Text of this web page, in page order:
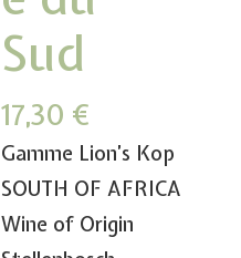
Sud
17,30€
Gamme Lion’s Kop
SOUTH OF AFRICA
Wine of Origin